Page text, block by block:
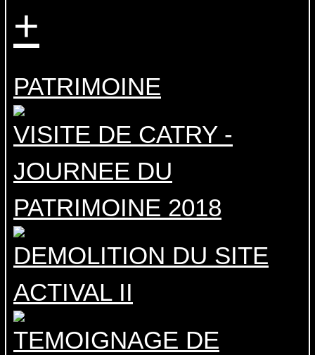
+
PATRIMOINE
VISITE DE CATRY -
JOURNEE DU
PATRIMOINE 2018
DEMOLITION DU SITE
ACTIVAL II
TEMOIGNAGE DE